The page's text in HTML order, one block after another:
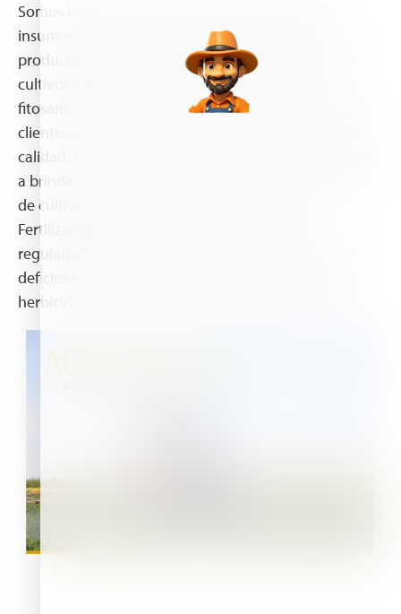
Somos líderes en la fabricación y distribución de
insumos agrícolas , desarrollamos dos líneas de
productos: Bioenzymas, enfocada a la nutrición de
cultivos y Naychem, soluciones para el control
fitosanitario. Apoyamos a la prosperidad de nuestros
clientes con productos agroquímicos de la más alta
calidad. Contamos con manos expertas de dedicadas
a brindar asesoría técnica directamente en el campo
de cultivo. Nuestro amplio portafolio incluye:
Fertilizantes de fondo, fertilizantes líquidos,
reguladores de crecimiento vegetal, correctores de
deficiencias nutricionales, insecticidas, fungicidas,
herbicidas, coadyuvantes, entre otros productos.